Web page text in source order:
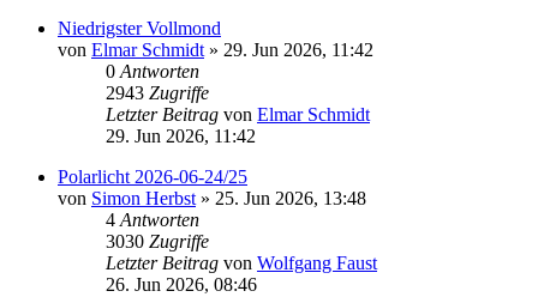
Niedrigster Vollmond
von Elmar Schmidt » 29. Jun 2026, 11:42
0 Antworten
2943 Zugriffe
Letzter Beitrag von Elmar Schmidt
29. Jun 2026, 11:42
Polarlicht 2026-06-24/25
von Simon Herbst » 25. Jun 2026, 13:48
4 Antworten
3030 Zugriffe
Letzter Beitrag von Wolfgang Faust
26. Jun 2026, 08:46